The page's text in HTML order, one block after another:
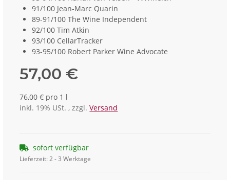
91/100 Jean-Marc Quarin
89-91/100 The Wine Independent
92/100 Tim Atkin
93/100 CellarTracker
93-95/100 Robert Parker Wine Advocate
57,00 €
76,00 € pro 1 l
inkl. 19% USt. , zzgl.Versand
sofort verfügbar
Lieferzeit:2 - 3 Werktage